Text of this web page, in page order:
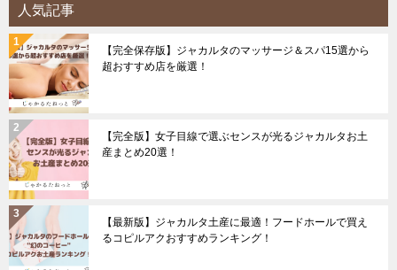
人気記事
【完全保存版】ジャカルタのマッサージ＆スパ15選から
超おすすめ店を厳選！
【完全版】女子目線で選ぶセンスが光るジャカルタお土
産まとめ20選！
【最新版】ジャカルタ土産に最適！フードホールで買え
るコピルアクおすすめランキング！